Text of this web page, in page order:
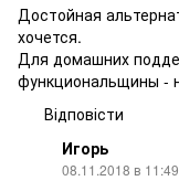
Достойная
хочется.
Для домашних
функциональщины -
Відповісти
Игорь
08.11.2018 в 11:49